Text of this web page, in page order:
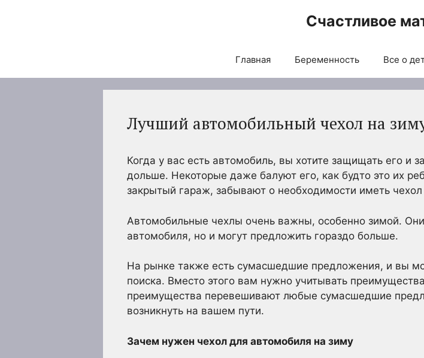
Счастливое
Главная Беременность Все о
Лучший автомобильный чехол на
Когда у вас есть автомобиль, вы хотите защищать его и
дольше. Некоторые даже балуют его, как будто это их
закрытый гараж, забывают о необходимости иметь
Автомобильные чехлы очень важны, особенно зимой.
автомобиля, но и могут предложить гораздо больше.
На рынке также есть сумасшедшие предложения, и вы
поиска. Вместо этого вам нужно учитывать
преимущества перевешивают любые сумасшедшие
возникнуть на вашем пути.
Зачем нужен чехол для автомобиля на зиму